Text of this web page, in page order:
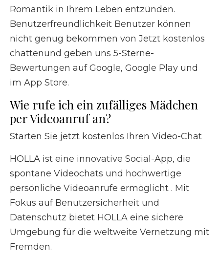
Romantik in Ihrem Leben entzünden.
Benutzerfreundlichkeit Benutzer können
nicht genug bekommen von Jetzt kostenlos
chattenund geben uns 5-Sterne-
Bewertungen auf Google, Google Play und
im App Store.
Wie rufe ich ein zufälliges Mädchen
per Videoanruf an?
Starten Sie jetzt kostenlos Ihren Video-Chat
HOLLA ist eine innovative Social-App, die
spontane Videochats und hochwertige
persönliche Videoanrufe ermöglicht . Mit
Fokus auf Benutzersicherheit und
Datenschutz bietet HOLLA eine sichere
Umgebung für die weltweite Vernetzung mit
Fremden.